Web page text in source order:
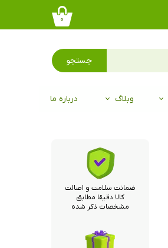
۰
جستجو
وبلاگ درباره ما
ضمانت سلامت و اصالت
کالا دقیقا مطابق
مشخصات ذکر شده